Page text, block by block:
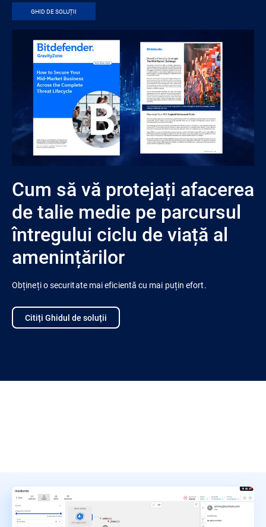
GHID DE SOLUȚII
Cum să vă protejați afacerea
de talie medie pe parcursul
întregului ciclu de viață al
amenințărilor
Obțineți o securitate mai eficientă cu mai puțin efort.
Citiți Ghidul de soluții